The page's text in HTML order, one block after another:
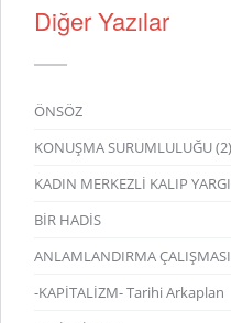
Diğer Yazılar
ÖNSÖZ
KONUŞMA SURUMLULUĞU (2)
KADIN MERKEZLİ KALIP
BİR HADİS
ANLAMLANDIRMA
-KAPİTALİZM- Tarihi Arkaplan